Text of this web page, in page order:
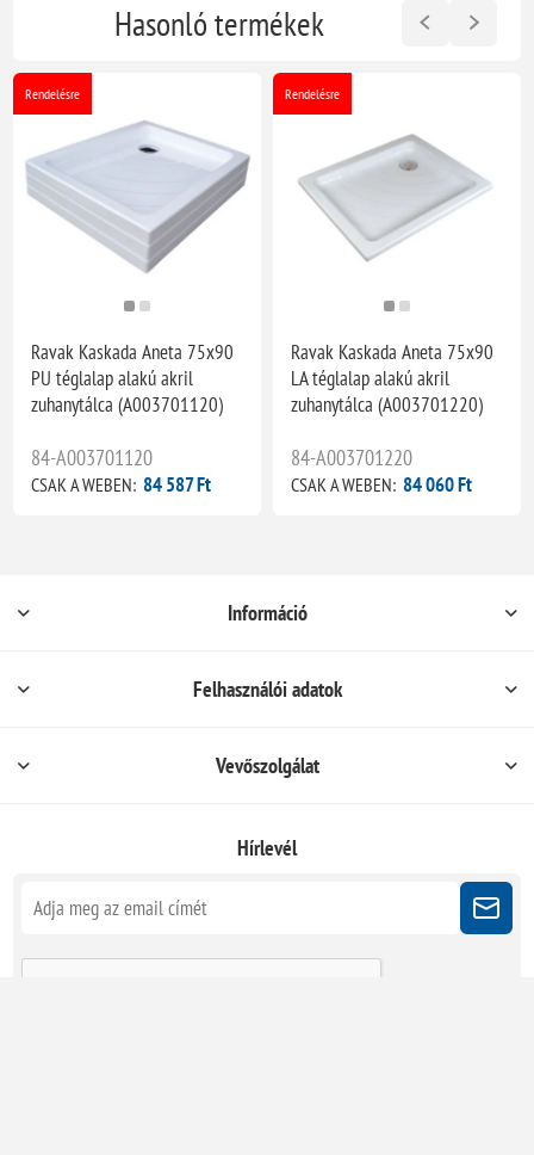
Hasonló termékek
Rendelésre
Ravak Kaskada Aneta 75x90
PU téglalap alakú akril
zuhanytálca (A003701120)
84-A003701120
CSAK A WEBEN: 84 587 Ft
Rendelésre
Ravak Kaskada Aneta 75x90
LA téglalap alakú akril
zuhanytálca (A003701220)
84-A003701220
CSAK A WEBEN: 84 060 Ft
Információ
Felhasználói adatok
Vevőszolgálat
Hírlevél